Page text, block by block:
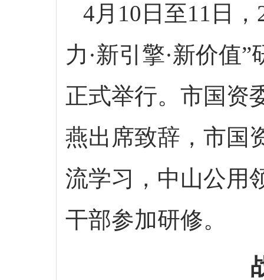
4月10日至11日
力·新引擎·新价值
正式举行。市国资
燕出席致辞，市国
流学习，中山公用
干部参加研修。